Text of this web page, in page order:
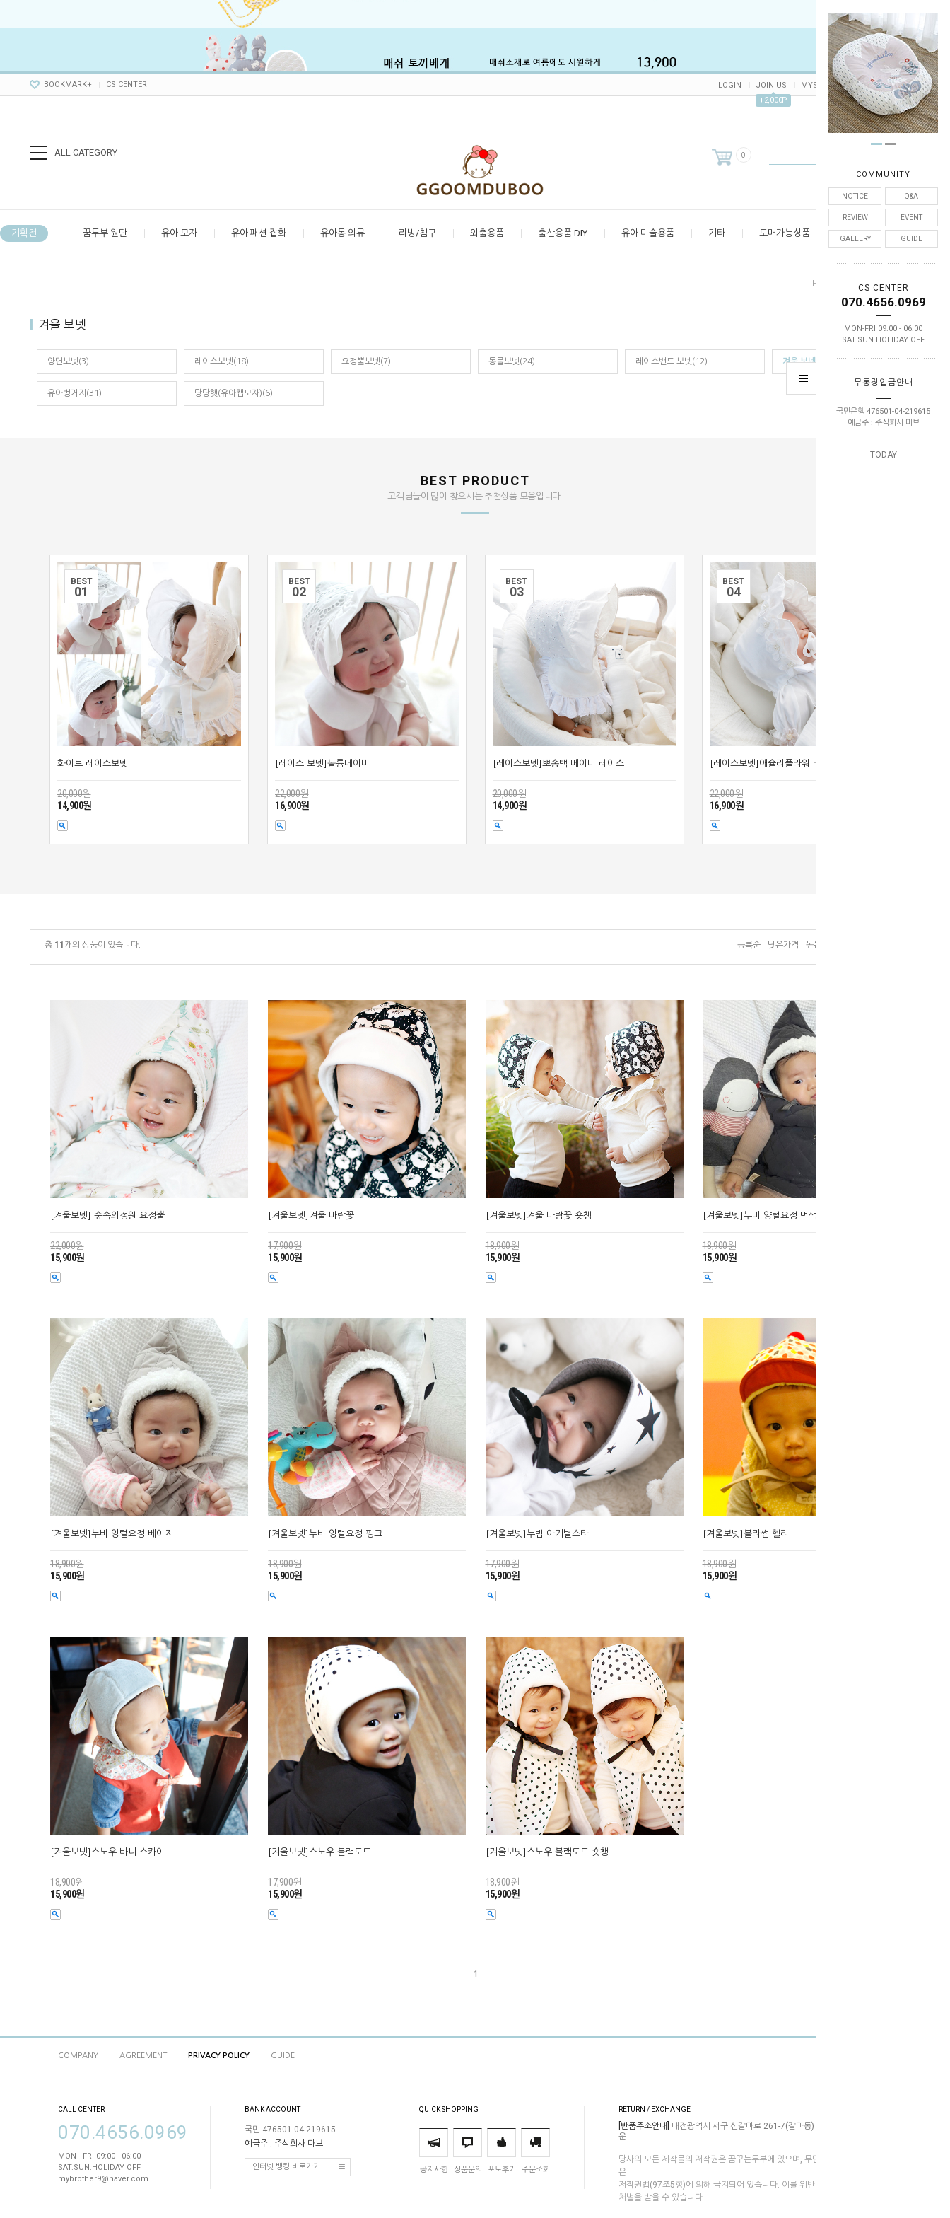
COMMUNITY
NOTICE Q&A
REVIEW EVENT
GALLERY GUIDE
CS CENTER
070.4656.0969
MON-FRI 09:00 - 06:00
SAT.SUN.HOLIDAY OFF
무통장입금안내
국민은행 476501-04-219615
예금주 : 주식회사 마브
TODAY
BOOKMARK+ CS CENTER LOGIN
JOIN US
+2,000P
MYSHOP CART /0 ORDER
ALL CATEGORY 0
기획전 꿈두부 원단 유아 모자 유아 패션 잡화 유아동 의류 리빙/침구 외출용품 출산용품 DIY 유아 미술용품 기타 도매가능상품 엄마 공간
Home 유아 모자>겨울 보넷
겨울 보넷
양면보넷(3) 레이스보넷(18) 요정뿔보넷(7) 동물보넷(24) 레이스밴드 보넷(12) 겨울 보넷(11)
유아벙거지(31) 당당햇(유아캡모자)(6)
BEST PRODUCT
고객님들이 많이 찾으시는 추천상품 모음입니다.
BEST
01
화이트 레이스보넷
20,000원
14,900원
BEST
02
[레이스 보넷]볼륨베이비
22,000원
16,900원
BEST
03
[레이스보넷]뽀송백 베이비 레이스
20,000원
14,900원
BEST
04
[레이스보넷]애슐리플라워 레이스
22,000원
16,900원
총 11 개의 상품이 있습니다. 등록순 낮은가격 높은가격
[겨울보넷] 숲속의정원 요정뿔
22,000원
15,900원
[겨울보넷]겨울 바람꽃
17,900원
15,900원
[겨울보넷]겨울 바람꽃 숏챙
18,900원
15,900원
[겨울보넷]누비 양털요정 먹색
18,900원
15,900원
[겨울보넷]누비 양털요정 베이지
18,900원
15,900원
[겨울보넷]누비 양털요정 핑크
18,900원
15,900원
[겨울보넷]누빔 아기별스타
17,900원
15,900원
[겨울보넷]블라썸 헬리
18,900원
15,900원
[겨울보넷]스노우 바니 스카이
18,900원
15,900원
[겨울보넷]스노우 블랙도트
17,900원
15,900원
[겨울보넷]스노우 블랙도트 숏챙
18,900원
15,900원
1
COMPANY AGREEMENT PRIVACY POLICY GUIDE
CALL CENTER
070.4656.0969
MON - FRI 09:00 - 06:00
SAT.SUN.HOLIDAY OFF
mybrother9@naver.com
BANK ACCOUNT
국민 476501-04-219615
예금주 : 주식회사 마브
인터넷 뱅킹 바로가기
QUICK SHOPPING
공지사항 상품문의 포토후기 주문조회
RETURN / EXCHANGE
[반품주소안내]
대전광역시 서구 신갈마로 261-7(갈마동) 쎄제이대한통
운
당사의 모든 제작물의 저작권은 꿈꾸는두부에 있으며, 무단복제나 도용
은
저작권법(97조5항)에 의해 금지되어 있습니다. 이를 위반시 법적인
처벌을 받을 수 있습니다.